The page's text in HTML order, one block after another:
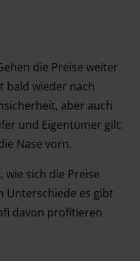
die Preise weiter
bald wieder nach
aber auch
und Eigentümer gilt:
Nase vorn.
sich die Preise
Unterschiede es gibt
davon profitieren